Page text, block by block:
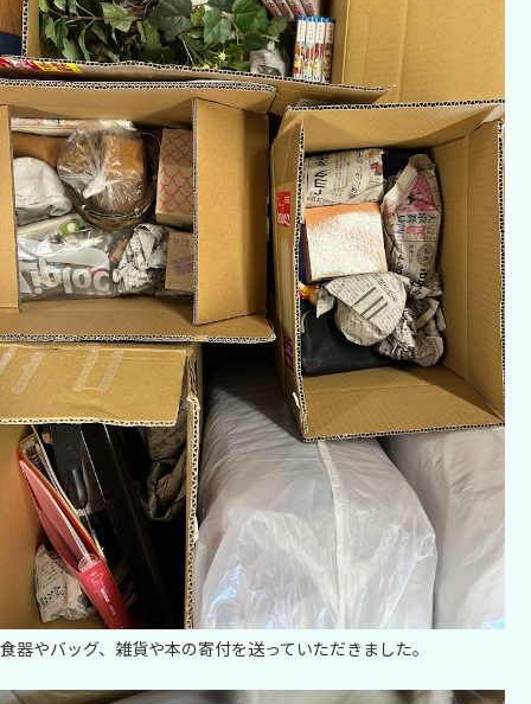
食器やバッグ、雑貨や本の寄付を送っていただきました。